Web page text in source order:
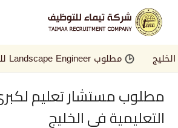
مطلوب Landscape Engineer للعمل لدى كبرى الجهات في الخليج
مطلوب مستشار تعليم
التعليمية في الخليج